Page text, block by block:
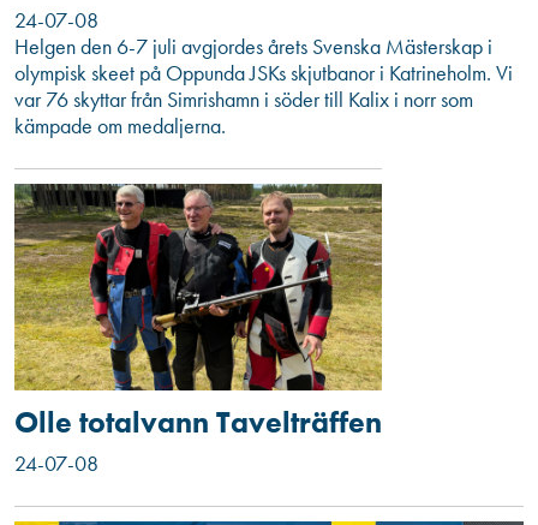
24-07-08
Helgen den 6-7 juli avgjordes årets Svenska Mästerskap i
olympisk skeet på Oppunda JSKs skjutbanor i Katrineholm. Vi
var 76 skyttar från Simrishamn i söder till Kalix i norr som
kämpade om medaljerna.
Olle totalvann Tavelträffen
24-07-08